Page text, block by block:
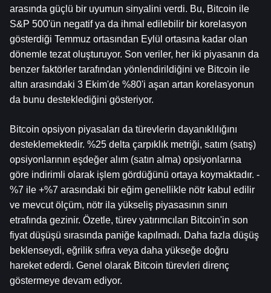
arasında güçlü bir uyumun sinyalini verdi. Bu, Bitcoin ile
S&P 500'ün negatif ya da ihmal edilebilir bir korelasyon
gösterdiği Temmuz ortasından Eylül ortasına kadar olan
dönemle tezat oluşturuyor. Son veriler, her iki piyasanın da
benzer faktörler tarafından yönlendirildiğini ve Bitcoin ile
altın arasındaki 3 Ekim'de %80'i aşan artan korelasyonun
da bunu desteklediğini gösteriyor.
Bitcoin opsiyon piyasaları da türevlerin dayanıklılığını
desteklemektedir. %25 delta çarpıklık metriği, satım (satış)
opsiyonlarının eşdeğer alım (satın alma) opsiyonlarına
göre indirimli olarak işlem gördüğünü ortaya koymaktadır. -
%7 ile +%7 arasındaki bir eğim genellikle nötr kabul edilir
ve mevcut ölçüm, nötr ila yükseliş piyasasının sınırı
etrafında gezinir. Özetle, türev yatırımcıları Bitcoin'in son
fiyat düşüşü sırasında paniğe kapılmadı. Daha fazla düşüş
beklenseydi, eğrilik sıfıra veya daha yükseğe doğru
hareket ederdi. Genel olarak Bitcoin türevleri direnç
göstermeye devam ediyor.